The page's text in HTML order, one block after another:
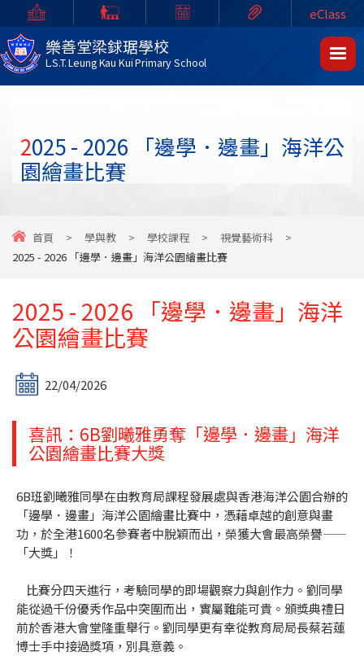
樂善堂梁銶琚學校
L.S.T. Leung Kau Kui Primary School
eClass
2025 - 2026 「邊學．邊畫」海洋公
園繪畫比賽
首頁 > 學與教 > 學校課程 > 視覺藝術科
>
2025 - 2026 「邊學．邊畫」海洋公園繪畫比賽
2025 - 2026 「邊學．邊畫」海洋
公園繪畫比賽
22/04/2026
喜訊：6B劉曦雅勇奪「邊學．邊畫」海洋
公園繪畫比賽大獎
6B班劉曦雅同學在由教育局課程發展處與香港海洋公園合辦的
「邊學．邊畫」海洋公園繪畫比賽中，憑藉卓越的創意與畫
功，於全港1600名參賽者中脫穎而出，榮獲大會最高榮譽——
「大獎」！
比賽分四天進行，考驗同學的即場觀察力與創作力。劉同學
能從過千份優秀作品中突圍而出，實屬難能可貴。頒獎典禮日
前於香港大會堂隆重舉行。劉同學更有幸從教育局局長蔡若蓮
博士手中接過獎項，別具意義。